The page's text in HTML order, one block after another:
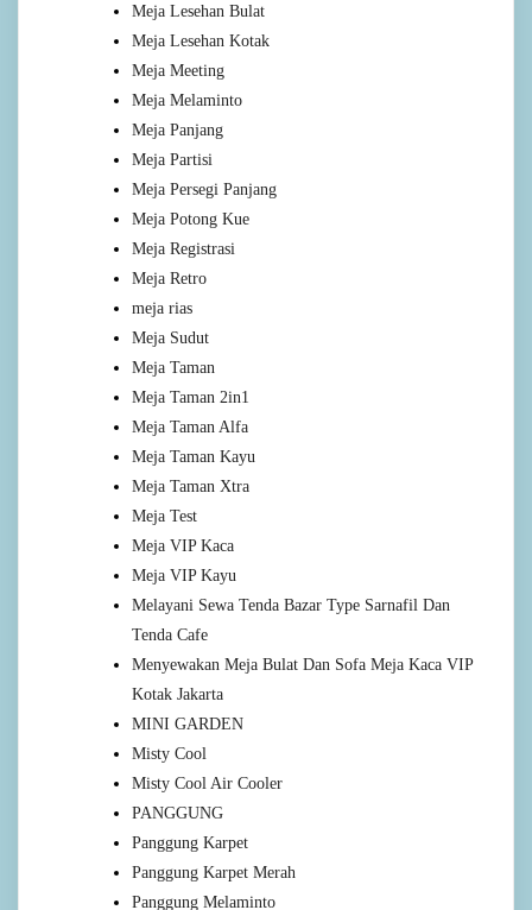
Meja Lesehan Bulat
Meja Lesehan Kotak
Meja Meeting
Meja Melaminto
Meja Panjang
Meja Partisi
Meja Persegi Panjang
Meja Potong Kue
Meja Registrasi
Meja Retro
meja rias
Meja Sudut
Meja Taman
Meja Taman 2in1
Meja Taman Alfa
Meja Taman Kayu
Meja Taman Xtra
Meja Test
Meja VIP Kaca
Meja VIP Kayu
Melayani Sewa Tenda Bazar Type Sarnafil Dan
Tenda Cafe
Menyewakan Meja Bulat Dan Sofa Meja Kaca VIP
Kotak Jakarta
MINI GARDEN
Misty Cool
Misty Cool Air Cooler
PANGGUNG
Panggung Karpet
Panggung Karpet Merah
Panggung Melaminto